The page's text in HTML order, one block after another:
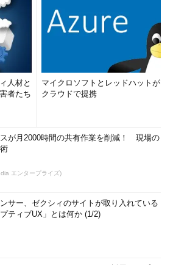
人材と
者たち
マイクロソフトとレッドハットが
クラウドで提携
が月2000時間の共有作業を削減！ 現場の
エンタープライズ)
サー、ゼクシィのサイトが取り入れている
プティブUX」とは何か (1/2)